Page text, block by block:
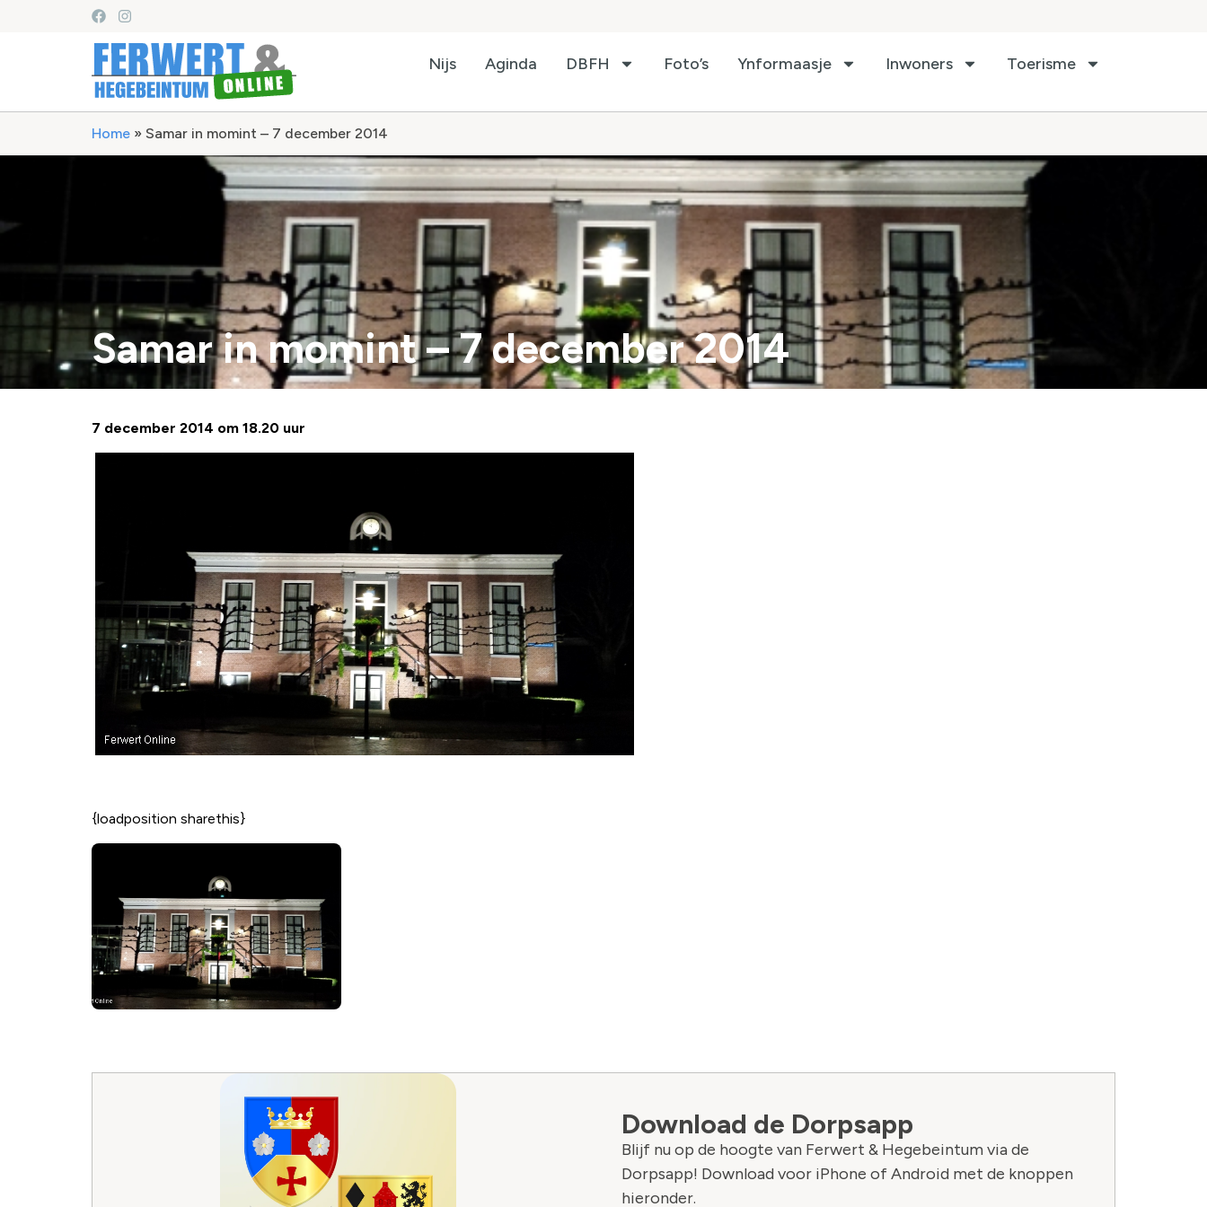
Nijs Aginda DBFH Foto’s Ynformaasje Inwoners Toerisme
Home » Samar in momint – 7 december 2014
Samar in momint – 7 december 2014
7 december 2014 om 18.20 uur
{loadposition sharethis}
Download de Dorpsapp
Blijf nu op de hoogte van Ferwert & Hegebeintum via de
Dorpsapp! Download voor iPhone of Android met de knoppen
hieronder.